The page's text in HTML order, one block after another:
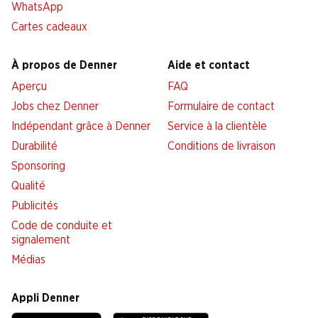
WhatsApp
Cartes cadeaux
À propos de Denner
Aperçu
Jobs chez Denner
Indépendant grâce à Denner
Durabilité
Sponsoring
Qualité
Publicités
Code de conduite et
signalement
Médias
Aide et contact
FAQ
Formulaire de contact
Service à la clientèle
Conditions de livraison
Appli Denner